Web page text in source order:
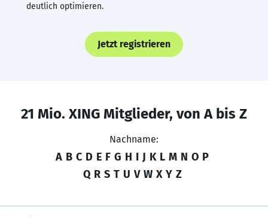
deutlich optimieren.
Jetzt registrieren
21 Mio. XING Mitglieder, von A bis Z
Nachname:
A B C D E F G H I J K L M N O P
Q R S T U V W X Y Z